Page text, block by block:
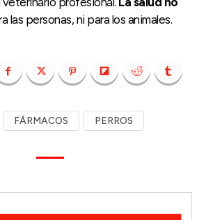
las personas, ni para los animales.
FÁRMACOS PERROS